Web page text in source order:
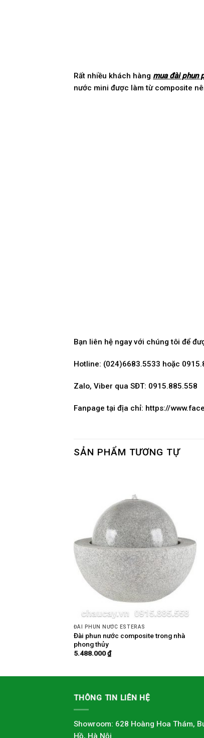
Rất nhiều khách hàng mua đài phun
nước mini được làm từ composite
Bạn liên hệ ngay với chúng tôi để
Hotline: (024)6683.5533 hoặc
Zalo, Viber qua SĐT: 0915.885.558
Fanpage tại địa chỉ: https://
SẢN PHẨM TƯƠNG TỰ
ĐÀI PHUN NƯỚC ESTERAS
Đài phun nước composite trong nhà
phong thủy
5.488.000₫
THÔNG TIN LIÊN HỆ
Showroom: 628 Hoàng Hoa Thám,
Hồ, Hà Nội